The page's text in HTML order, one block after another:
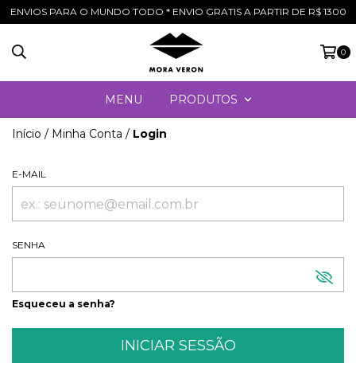
ENVIOS PARA O MUNDO TODO * ENVIO GRATIS A PARTIR DE R$ 1300
0
MENU PRODUTOS
Início / Minha Conta / Login
E-MAIL
SENHA
Esqueceu a senha?